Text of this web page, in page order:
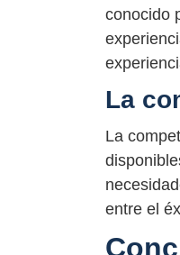
conocido
La
La
entre el